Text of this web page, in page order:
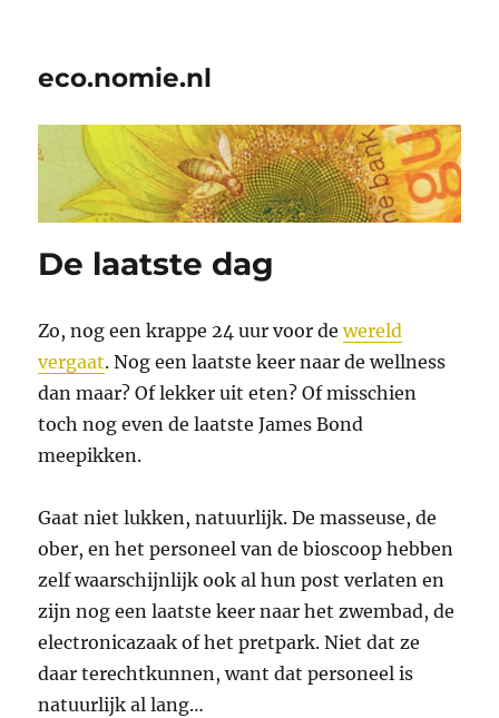
eco.nomie.nl
De laatste dag
Zo, nog een krappe 24 uur voor dewereld
vergaat. Nog een laatste keer naar de wellness
dan maar? Of lekker uit eten? Of misschien
toch nog even de laatste James Bond
meepikken.
Gaat niet lukken, natuurlijk. De masseuse, de
ober, en het personeel van de bioscoop hebben
zelf waarschijnlijk ook al hun post verlaten en
zijn nog een laatste keer naar het zwembad, de
electronicazaak of het pretpark. Niet dat ze
daar terechtkunnen, want dat personeel is
natuurlijk al lang…